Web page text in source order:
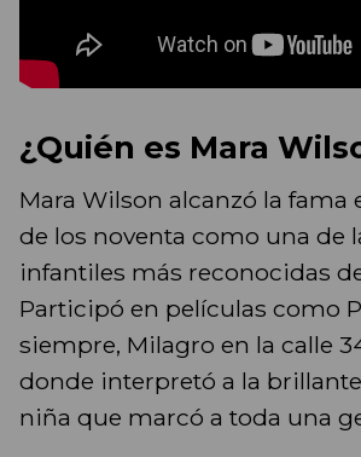
¿Quién es Mara
Mara Wilson alcanzó la fama
de los noventa como una de
infantiles más reconocidas
Participó en películas como
siempre, Milagro en la calle
donde interpretó a la
niña que marcó a toda una